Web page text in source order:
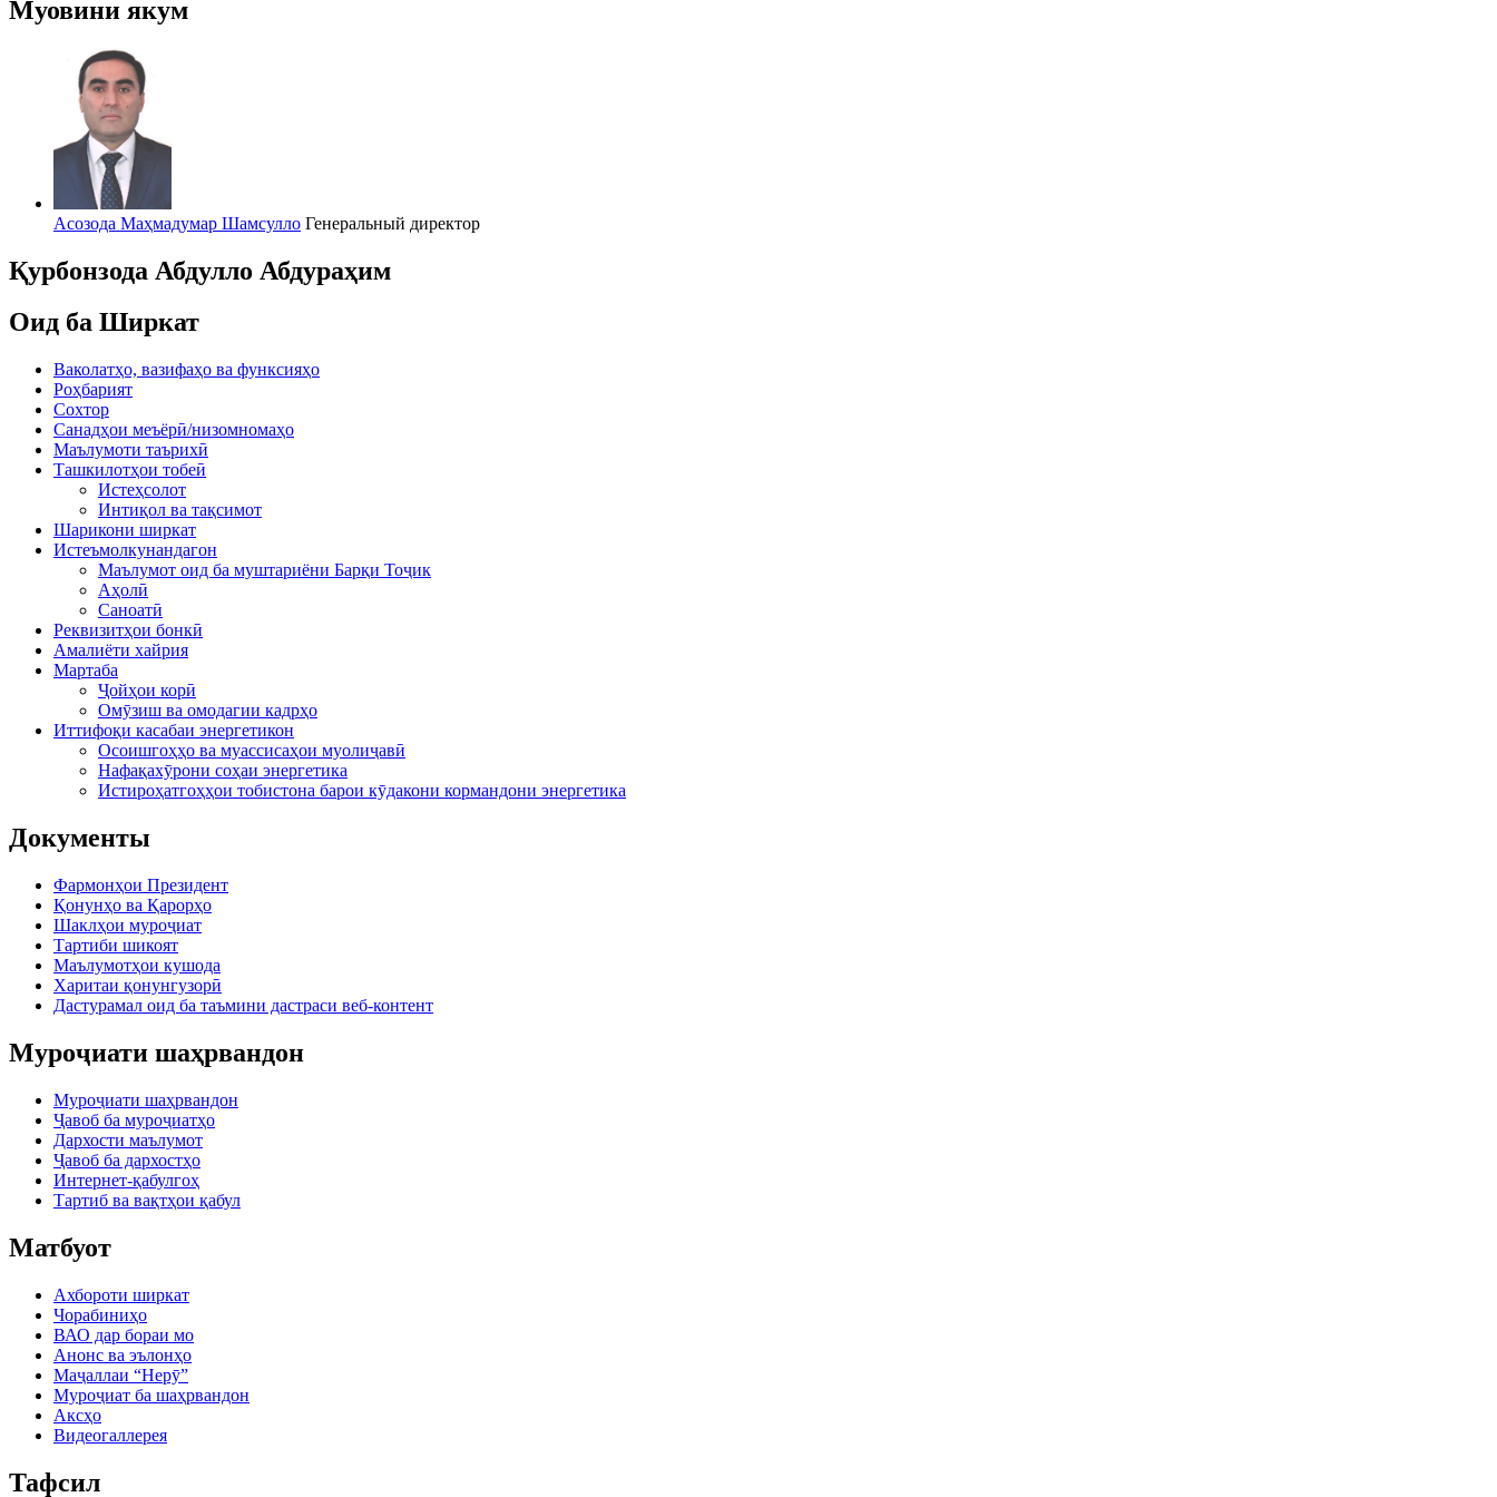
Муовини якум
Асозода Маҳмадумар Шамсулло Генеральный директор
Қурбонзода Абдулло Абдураҳим
Оид ба Ширкат
Ваколатҳо, вазифаҳо ва функсияҳо
Роҳбарият
Сохтор
Санадҳои меъёрӣ/низомномаҳо
Маълумоти таърихӣ
Ташкилотҳои тобеӣ
Истеҳсолот
Интиқол ва тақсимот
Шарикони ширкат
Истеъмолкунандагон
Маълумот оид ба муштариёни Барқи Тоҷик
Аҳолӣ
Саноатӣ
Реквизитҳои бонкӣ
Амалиёти хайрия
Мартаба
Ҷойҳои корӣ
Омӯзиш ва омодагии кадрҳо
Иттифоқи касабаи энергетикон
Осоишгоҳҳо ва муассисаҳои муолиҷавӣ
Нафақахӯрони соҳаи энергетика
Истироҳатгоҳҳои тобистона барои кӯдакони кормандони энергетика
Документы
Фармонҳои Президент
Қонунҳо ва Қарорҳо
Шаклҳои муроҷиат
Тартиби шикоят
Маълумотҳои кушода
Харитаи қонунгузорӣ
Дастурамал оид ба таъмини дастраси веб-контент
Муроҷиати шаҳрвандон
Муроҷиати шаҳрвандон
Ҷавоб ба муроҷиатҳо
Дархости маълумот
Ҷавоб ба дархостҳо
Интернет-қабулгоҳ
Тартиб ва вақтҳои қабул
Матбуот
Ахбороти ширкат
Чорабиниҳо
ВАО дар бораи мо
Анонс ва эълонҳо
Маҷаллаи “Нерӯ”
Муроҷиат ба шаҳрвандон
Аксҳо
Видеогаллерея
Тафсил